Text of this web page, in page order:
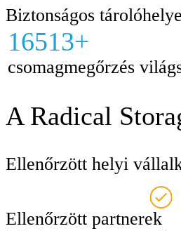
Biztonságos
16513+
csomagmegőrzés
A Radical
Ellenőrzött helyi
Ellenőrzött partnerek